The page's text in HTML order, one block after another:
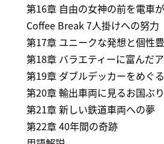
第16章 自由の女神の前を電車
Coffee Break 7人掛けへの努力
第17章 ユニークな発想と個性
第18章 バラエティーに富んだ
第19章 ダブルデッカーをめぐ
第20章 輸出車両に見るお国ぶり
第21章 新しい鉄道車両への夢
第22章 40年間の奇跡